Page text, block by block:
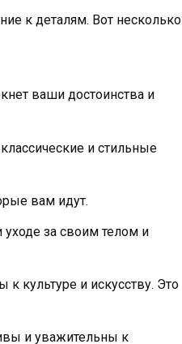
к деталям. Вот несколько
ваши достоинства и
и стильные
вам идут.
уходе за своим телом и
культуре и искусству. Это
и уважительны к